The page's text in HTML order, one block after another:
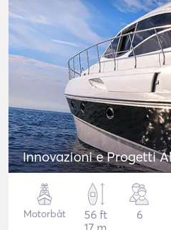
Innovazioni e Progetti
Motorbåt
56 ft
17 m
6